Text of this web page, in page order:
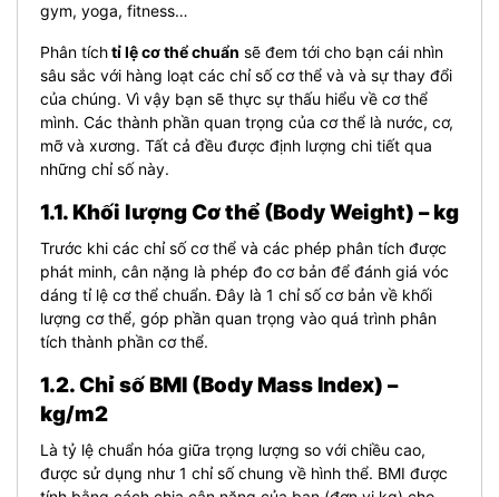
gym, yoga, fitness…
Phân tíchtỉ lệ cơ thể chuẩn sẽ đem tới cho bạn cái nhìn
sâu sắc với hàng loạt các chỉ số cơ thể và và sự thay đổi
của chúng. Vì vậy bạn sẽ thực sự thấu hiểu về cơ thể
mình. Các thành phần quan trọng của cơ thể là nước, cơ,
mỡ và xương. Tất cả đều được định lượng chi tiết qua
những chỉ số này.
1.1. Khối lượng Cơ thể (Body Weight) – kg
Trước khi các chỉ số cơ thể và các phép phân tích được
phát minh, cân nặng là phép đo cơ bản để đánh giá vóc
dáng tỉ lệ cơ thể chuẩn. Đây là 1 chỉ số cơ bản về khối
lượng cơ thể, góp phần quan trọng vào quá trình phân
tích thành phần cơ thể.
1.2. Chỉ số BMI (Body Mass Index) –
kg/m2
Là tỷ lệ chuẩn hóa giữa trọng lượng so với chiều cao,
được sử dụng như 1 chỉ số chung về hình thể. BMI được